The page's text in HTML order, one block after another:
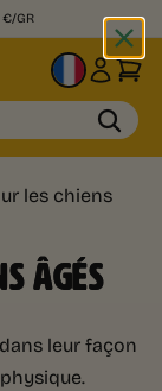
GR
FR
les chiens
ÂGÉS
leur façon